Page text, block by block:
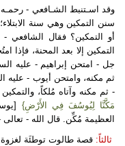
وقد اسـتنبط الشـافعي -
سنن التمكين وهي سنة
أو التمكين؟ فقال الشافعي -
التمكين إلا بعد المحنة، فإذا
جل - امتحن إبراهيم - عليه
ثم مكنه، وامتحن أيوب - عليه
- ثم مكنه وآتاه مُلكاً،
مَكَّنَّا لِيُوسُفَ فِي الأَرْضِ}
العظيمة مُكِّن. قال الله - تعالى
ثالثاً: قصة طالوت توطئَة لغزوة